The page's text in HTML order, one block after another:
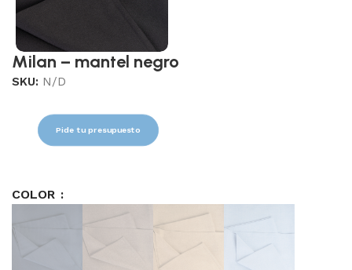
Milan – mantel negro
SKU: N/D
Pide tu presupuesto
COLOR